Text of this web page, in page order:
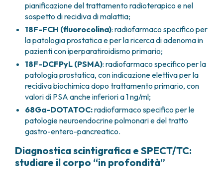
TERAPIA DEL DOLORE E CURE PALLIATIVE
ALTRE CONSULENZE
RICERCA CLINICA
RICERCA CLINICA E INNOVAZIONE
UNITÀ CLINICA DI FASE I
CLINICAL RESEARCH UNIT (CRU)
pianificazione del trattamento radioterapico e nel
sospetto di recidiva di malattia;
18F-FCH (fluorocolina): radiofarmaco specifico per
la patologia prostatica e per la ricerca di adenoma in
pazienti con iperparatiroidismo primario;
18F-DCFPyL (PSMA): radiofarmaco specifico per la
patologia prostatica, con indicazione elettiva per la
recidiva biochimica dopo trattamento primario, con
valori di PSA anche inferiori a 1 ng/ml;
68Ga-DOTATOC:radiofarmaco specifico per le
patologie neuroendocrine polmonari e del tratto
gastro-entero-pancreatico.
Diagnostica scintigrafica e SPECT/TC:
studiare il corpo “in profondità”